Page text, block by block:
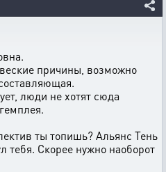
причины, возможно
люди не хотят сюда
ты топишь? Альянс Тень
тебя. Скорее нужно наоборот